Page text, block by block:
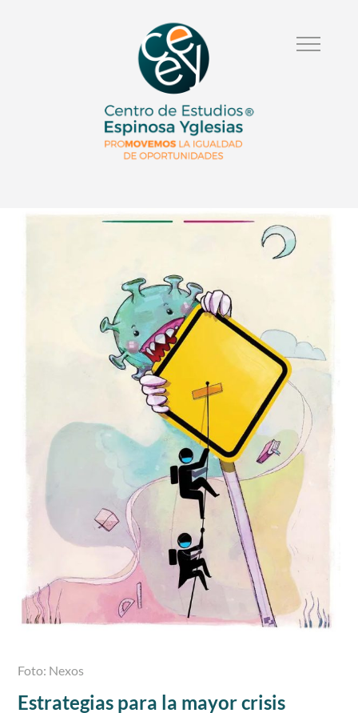
Foto: Nexos
Estrategias para la mayor crisis